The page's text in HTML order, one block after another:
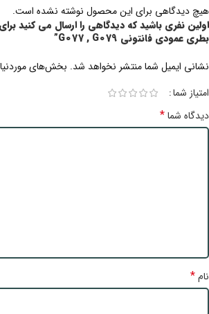
هیچ دیدگاهی برای این محصول نوشته نشده است.
اولین نفری باشید که دیدگاهی را ارسال می کنید
بطری عمودی فانتونی G077 , G079”
نشانی ایمیل شما منتشر نخواهد شد. بخش‌های
امتیاز شما
دیدگاه شما*
نام*